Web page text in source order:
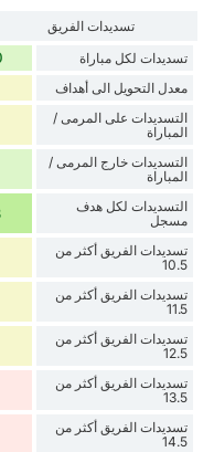
تسديدات الفريق
تسديدات لكل مباراة
معدل التحويل الى أهداف
التسديدات على المرمى /
المباراة
التسديدات خارج المرمى /
المباراة
التسديدات لكل هدف
مسجل
تسديدات الفريق أكثر من
10.5
تسديدات الفريق أكثر من
11.5
تسديدات الفريق أكثر من
12.5
تسديدات الفريق أكثر من
13.5
تسديدات الفريق أكثر من
14.5